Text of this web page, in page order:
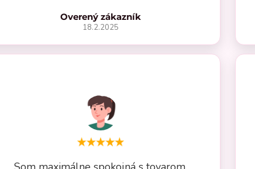
Overený zákazník
18.2.2025